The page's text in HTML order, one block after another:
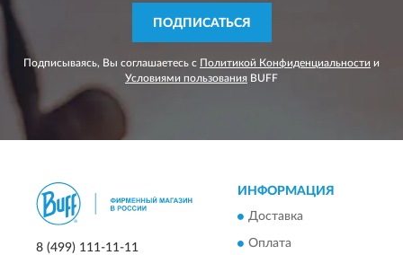
ПОДПИСАТЬСЯ
Подписываясь, Вы соглашаетесь с Политикой Конфиденциальности и
Условиями пользования BUFF
8 (499) 111-11-11
ИНФОРМАЦИЯ
Доставка
Оплата